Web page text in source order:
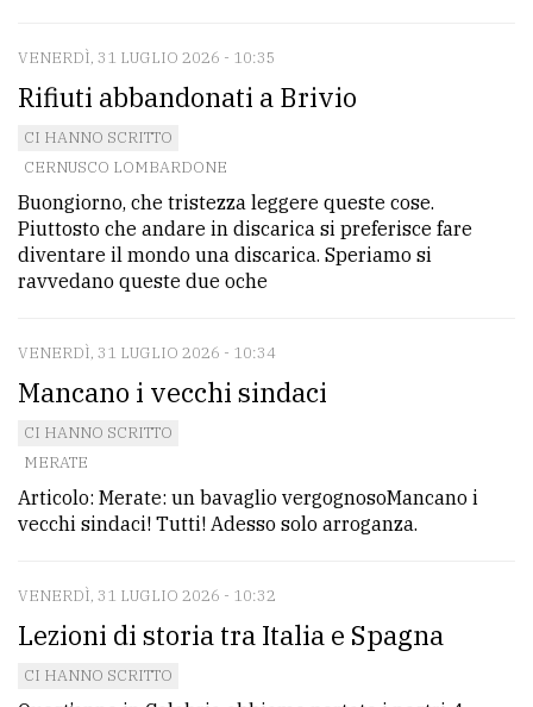
policy
Cookie
policy
VENERDÌ, 31 LUGLIO 2026 - 10:35
Rifiuti abbandonati a Brivio
CI HANNO SCRITTO
CERNUSCO LOMBARDONE
Buongiorno, che tristezza leggere queste cose.
Piuttosto che andare in discarica si preferisce fare
diventare il mondo una discarica. Speriamo si
ravvedano queste due oche
VENERDÌ, 31 LUGLIO 2026 - 10:34
Mancano i vecchi sindaci
CI HANNO SCRITTO
MERATE
Articolo: Merate: un bavaglio vergognosoMancano i
vecchi sindaci! Tutti! Adesso solo arroganza.
VENERDÌ, 31 LUGLIO 2026 - 10:32
Lezioni di storia tra Italia e Spagna
CI HANNO SCRITTO